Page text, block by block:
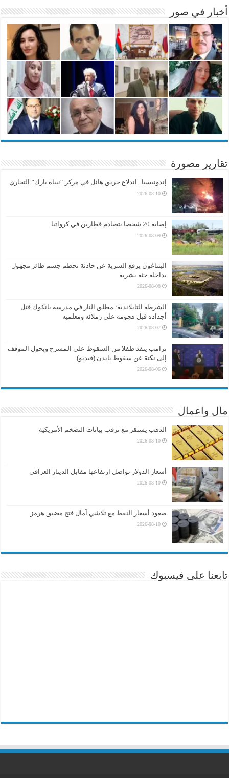
أخبار في صور
تقارير مصورة
إندونيسيا.. اندلاع حريق هائل في مركز “نيباه بارك” التجاري
2026-08-10
إصابة 20 شخصا بتصادم قطارين في كرواتيا
2026-08-09
البنتاغون يرفع السرية عن حادثة تحطم جسم طائر مجهول
بداخله جثة بشرية
2026-08-08
الشرطة التايلاندية: مطلق النار في مدرسة بانكوك قتل
أجداده قبل هجومه على زملائه ومعلميه
2026-08-07
ترامب ينقذ طفلا من السقوط على المسرح ويحول الموقف
إلى نكتة عن سقوط بايدن (فيديو)
2026-08-06
مال واعمال
الذهب يستقر مع ترقب بيانات التضخم الأمريكية
2026-08-10
أسعار الدولار تواصل ارتفاعها مقابل الدينار العراقي
2026-08-10
صعود أسعار النفط مع تلاشي آمال فتح مضيق هرمز
2026-08-10
تابعنا على فيسبوك